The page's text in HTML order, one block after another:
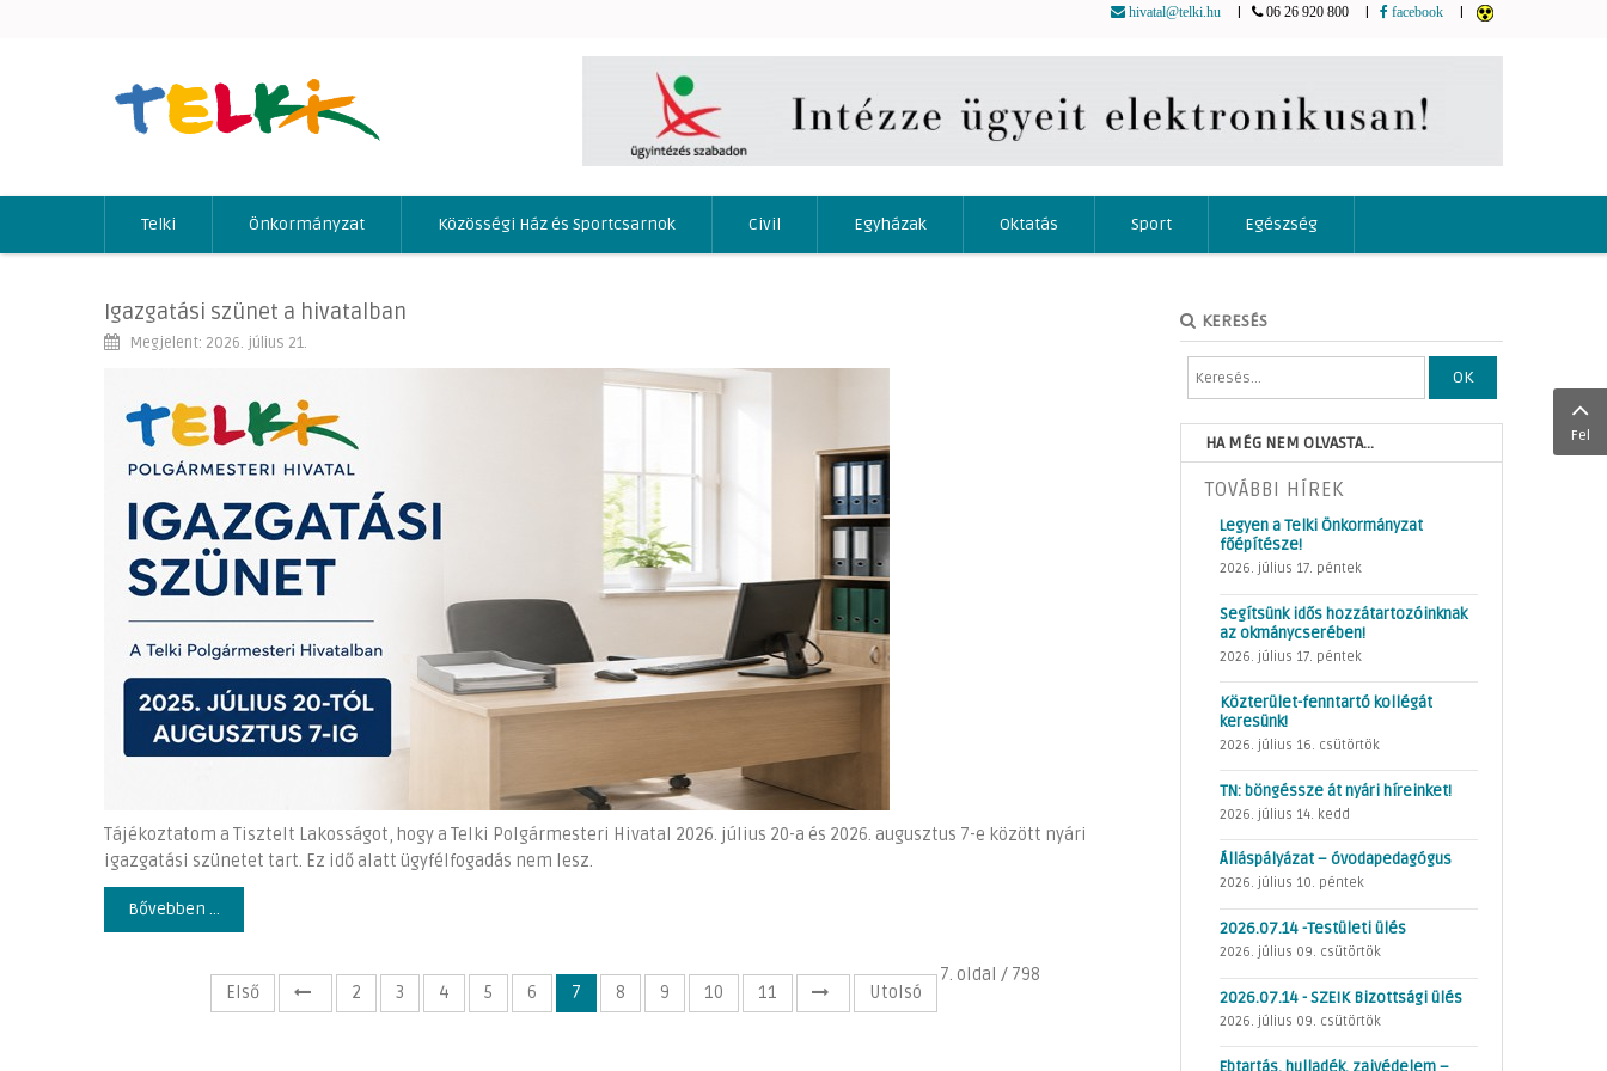
hivatal@telki.hu 06 26 920 800 facebook
Telki Önkormányzat Közösségi Ház és Sportcsarnok Civil Egyházak Oktatás Sport Egészség
Igazgatási szünet a hivatalban
Megjelent: 2026. július 21.
Tájékoztatom a Tisztelt Lakosságot, hogy a Telki Polgármesteri Hivatal 2026. július 20-a és 2026. augusztus 7-e között nyári
igazgatási szünetet tart. Ez idő alatt ügyfélfogadás nem lesz.
Bővebben ...
7. oldal / 798
Első
2 3 4 5 6 7 8 9 10 11 Utolsó
KERESÉS
OK
HA MÉG NEM OLVASTA...
TOVÁBBI HÍREK
Legyen a Telki Önkormányzat
főépítésze!
2026. július 17. péntek
Segítsünk idős hozzátartozóinknak
az okmánycserében!
2026. július 17. péntek
Közterület-fenntartó kollégát
keresünk!
2026. július 16. csütörtök
TN: böngéssze át nyári híreinket!
2026. július 14. kedd
Álláspályázat – óvodapedagógus
2026. július 10. péntek
2026.07.14 -Testületi ülés
2026. július 09. csütörtök
2026.07.14 - SZEIK Bizottsági ülés
2026. július 09. csütörtök
Ebtartás, hulladék, zajvédelem –
Fel